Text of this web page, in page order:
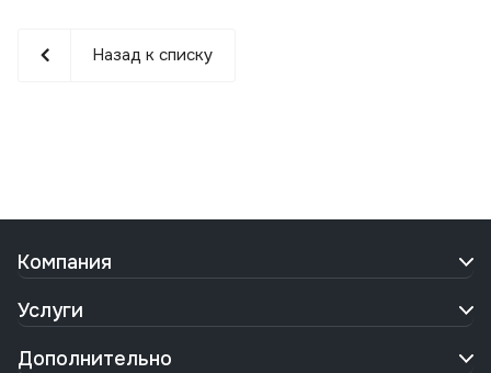
Назад к списку
Компания
Услуги
Дополнительно